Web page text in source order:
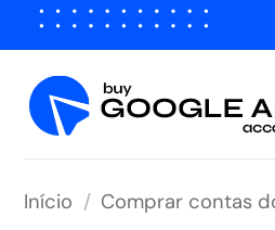
conteúdo
Início / Comprar contas